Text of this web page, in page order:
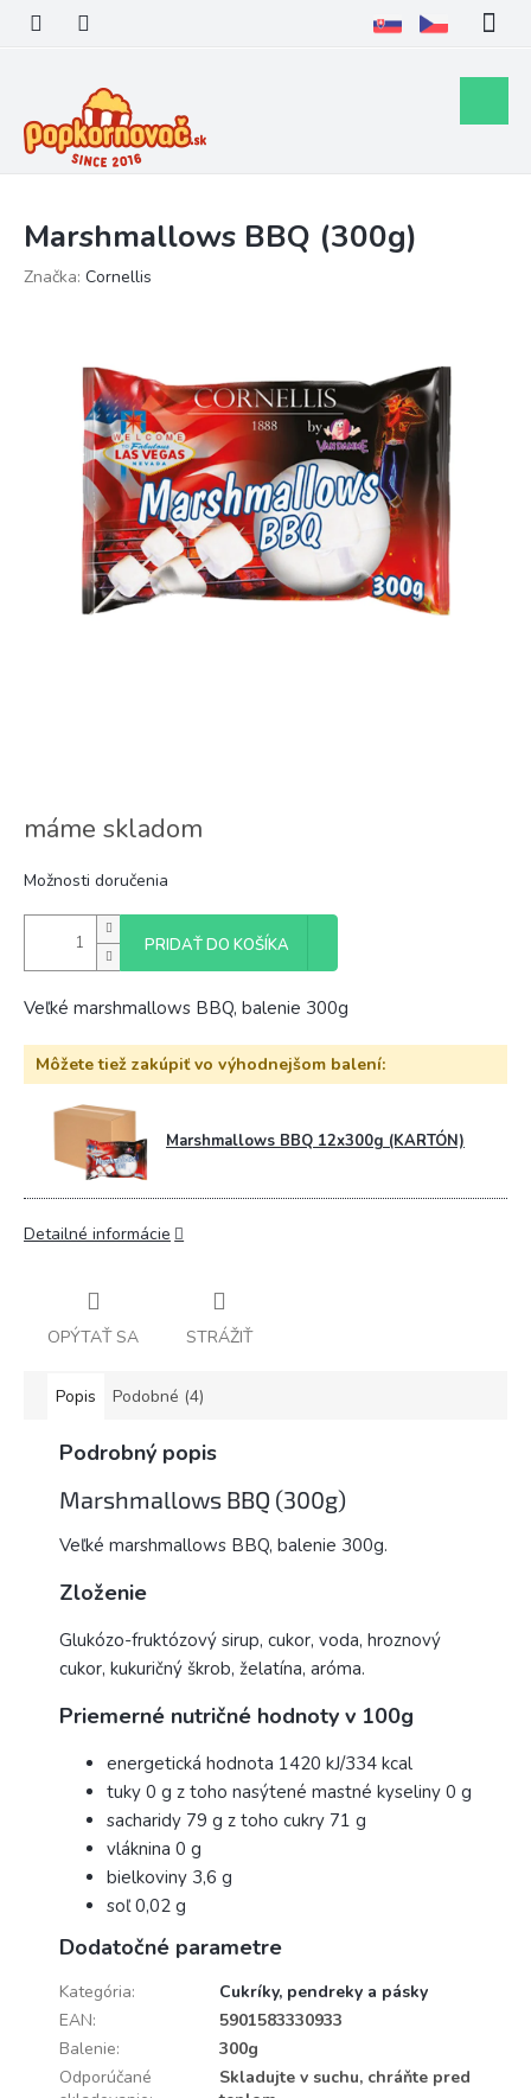
Prejsť
obsah
košík
Marshmallows BBQ (300g)
Značka: Cornellis
máme skladom
Možnosti doručenia
PRIDAŤ DO KOŠÍKA
Veľké marshmallows BBQ, balenie 300g
Môžete tiež zakúpiť vo výhodnejšom balení:
Marshmallows BBQ 12x300g (KARTÓN)
Detailné informácie
OPÝTAŤ SA STRÁŽIŤ
Popis Podobné (4)
Podrobný popis
Marshmallows BBQ (300g)
Veľké marshmallows BBQ, balenie 300g.
Zloženie
Glukózo-fruktózový sirup, cukor, voda, hroznový
cukor, kukuričný škrob, želatína, aróma.
Priemerné nutričné hodnoty v 100g
energetická hodnota 1420 kJ/334 kcal
tuky 0 g z toho nasýtené mastné kyseliny 0 g
sacharidy 79 g z toho cukry 71 g
vláknina 0 g
bielkoviny 3,6 g
soľ 0,02 g
Dodatočné parametre
Kategória:
Cukríky, pendreky a pásky
EAN:
5901583330933
Balenie:
300g
Odporúčané
Skladujte v suchu, chráňte pred